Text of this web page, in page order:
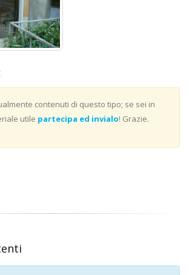
contenuti di questo tipo; se sei in
utile partecipa ed invialo! Grazie.